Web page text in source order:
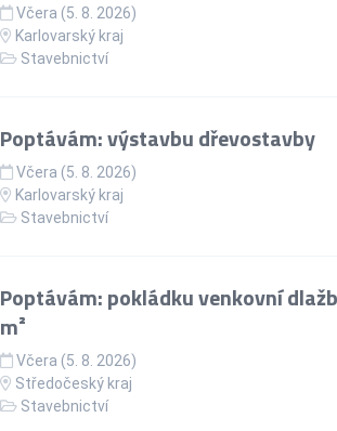
Včera (5. 8. 2026)
Karlovarský kraj
Stavebnictví
Poptávám: výstavbu dřevostavby
Včera (5. 8. 2026)
Karlovarský kraj
Stavebnictví
Poptávám: pokládku venkovní
m²
Včera (5. 8. 2026)
Středočeský kraj
Stavebnictví